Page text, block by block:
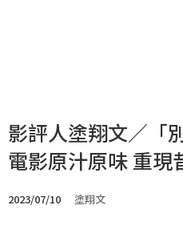
影評人塗翔文／「
電影原汁原味 重現
2023/07/10 塗翔文